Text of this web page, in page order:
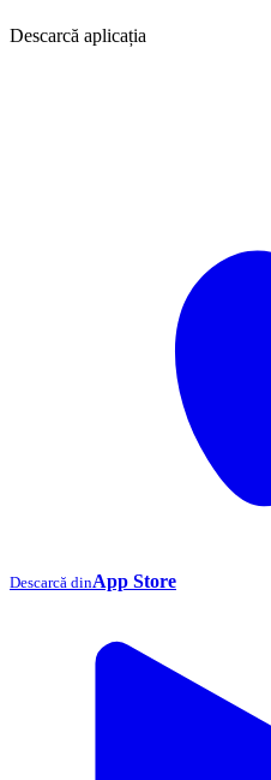
Descarcă aplicația
Descarcă dinApp Store